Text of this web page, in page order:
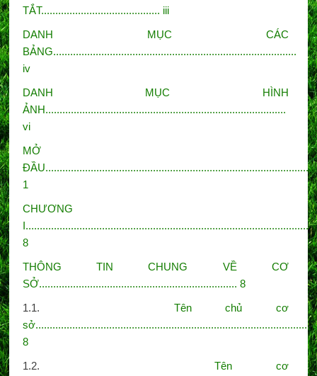
TẮT.......................................... iii
DANH MỤC CÁC
BẢNG......................................................................................
iv
DANH MỤC HÌNH
ẢNH.....................................................................................
vi
MỞ
1
CHƯƠNG
8
THÔNG TIN CHUNG VỀ CƠ
SỞ...................................................................... 8
1.1. Tên chủ cơ
sở................................................................................................
8
1.2.Tên cơ